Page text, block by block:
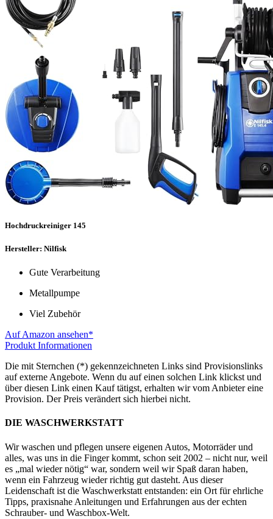
Hochdruckreiniger 145
Hersteller: Nilfisk
Gute Verarbeitung
Metallpumpe
Viel Zubehör
Auf Amazon ansehen*
Produkt Informationen
Die mit Sternchen (*) gekennzeichneten Links sind Provisionslinks
auf externe Angebote. Wenn du auf einen solchen Link klickst und
über diesen Link einen Kauf tätigst, erhalten wir vom Anbieter eine
Provision. Der Preis verändert sich hierbei nicht.
DIE WASCHWERKSTATT
Wir waschen und pflegen unsere eigenen Autos, Motorräder und
alles, was uns in die Finger kommt, schon seit 2002 – nicht nur, weil
es „mal wieder nötig“ war, sondern weil wir Spaß daran haben,
wenn ein Fahrzeug wieder richtig gut dasteht. Aus dieser
Leidenschaft ist die Waschwerkstatt entstanden: ein Ort für ehrliche
Tipps, praxisnahe Anleitungen und Erfahrungen aus der echten
Schrauber- und Waschbox-Welt.